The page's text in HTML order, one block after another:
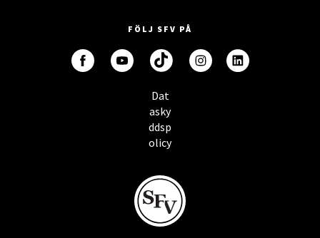
FÖLJ SFV PÅ
Dat
asky
ddsp
olicy